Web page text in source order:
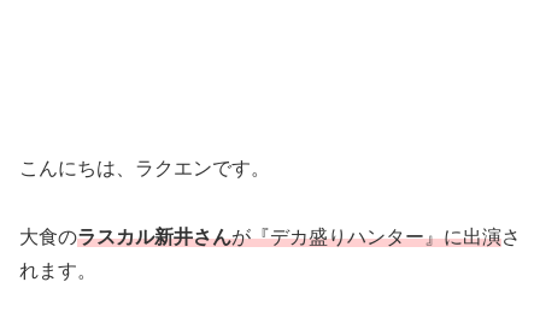
こんにちは、ラクエンです。
大食のラスカル新井さんが『デカ盛りハンター』に出演さ
れます。